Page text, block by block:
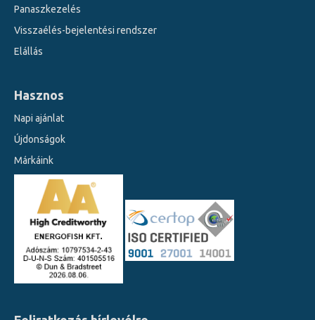
Panaszkezelés
Visszaélés-bejelentési rendszer
Elállás
Hasznos
Napi ajánlat
Újdonságok
Márkáink